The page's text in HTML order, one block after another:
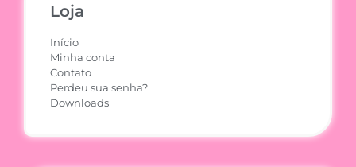
Loja
Início
Minha conta
Contato
Perdeu sua senha?
Downloads